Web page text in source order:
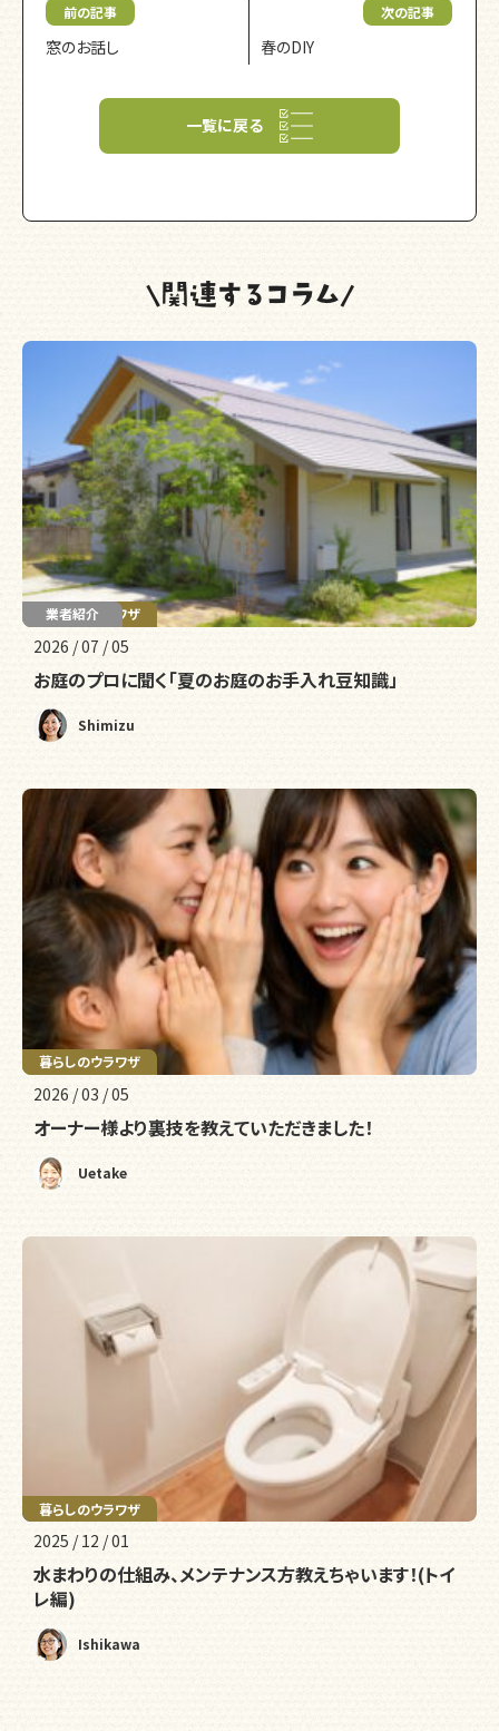
前の記事
窓のお話し
次の記事
春のDIY
一覧に戻る
暮らしのウラワザ
業者紹介
2026 / 07 / 05
お庭のプロに聞く「夏のお庭のお手入れ豆知識」
Shimizu
暮らしの様子
暮らしのウラワザ
2026 / 03 / 05
オーナー様より裏技を教えていただきました！
Uetake
メンテナンス
暮らしのウラワザ
2025 / 12 / 01
水まわりの仕組み、メンテナンス方教えちゃいます！(トイ
レ編)
Ishikawa